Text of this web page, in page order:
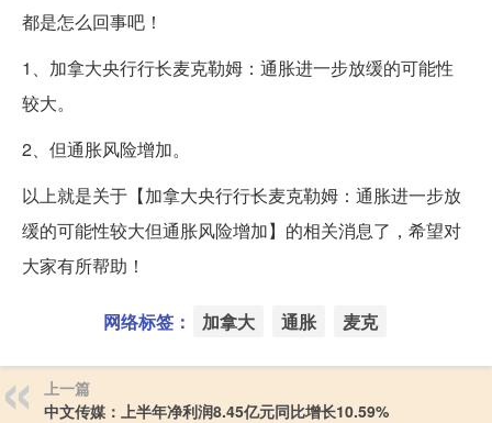
都是怎么回事吧！
1、加拿大央行行长麦克勒姆：通胀进一步放缓的可能性
较大。
2、但通胀风险增加。
以上就是关于【加拿大央行行长麦克勒姆：通胀进一步放
缓的可能性较大但通胀风险增加】的相关消息了，希望对
大家有所帮助！
网络标签： 加拿大 通胀 麦克
上一篇
中文传媒：上半年净利润8.45亿元同比增长10.59%